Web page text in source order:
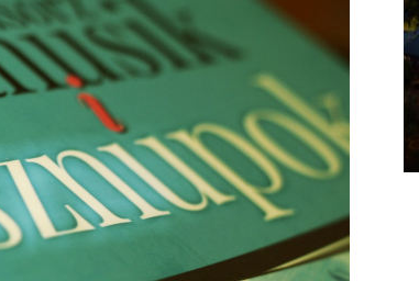
ATRAKCJE NA ŚLĄSKU
Nikiszowiec – co warto zobaczyć?
Łukasz Tudzierz - 21 czerwca 2019 1